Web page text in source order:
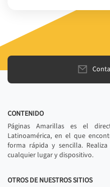
CONTENIDO
Páginas Amarillas es el
Latinoamérica, en el que
forma rápida y sencilla.
cualquier lugar y dispositivo.
OTROS DE NUESTROS SITIOS